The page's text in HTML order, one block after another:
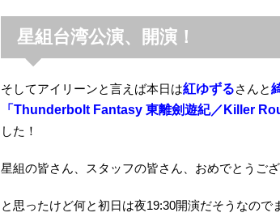
星組台湾公演、開演！
そしてアイリーンと言えば本日は紅ゆずるさんと
「Thunderbolt Fantasy 東離劍遊紀／Killer
した！
星組の皆さん、スタッフの皆さん、おめでとうござ
と思ったけど何と初日は夜19:30開演だそうなので